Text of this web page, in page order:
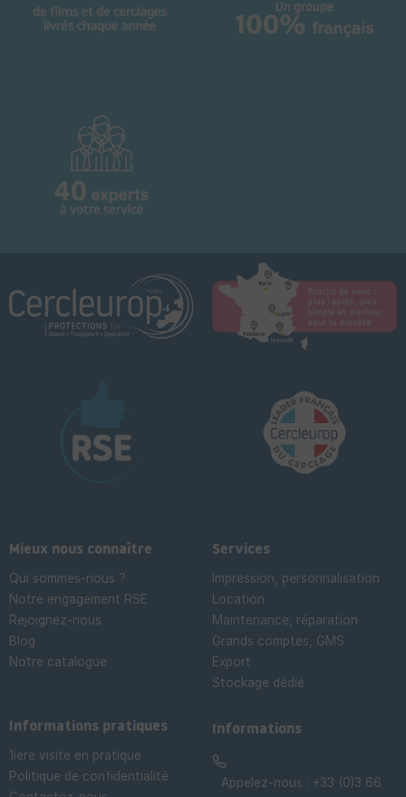
Mieux nous connaître
Qui sommes-nous ?
Notre engagement RSE
Rejoignez-nous
Blog
Notre catalogue
Services
Impression, personnalisation
Location
Maintenance, réparation
Grands comptes, GMS
Export
Stockage dédié
Informations pratiques
1iere visite en pratique
Politique de confidentialité
Informations
Appelez-nous : +33 (0)3 66